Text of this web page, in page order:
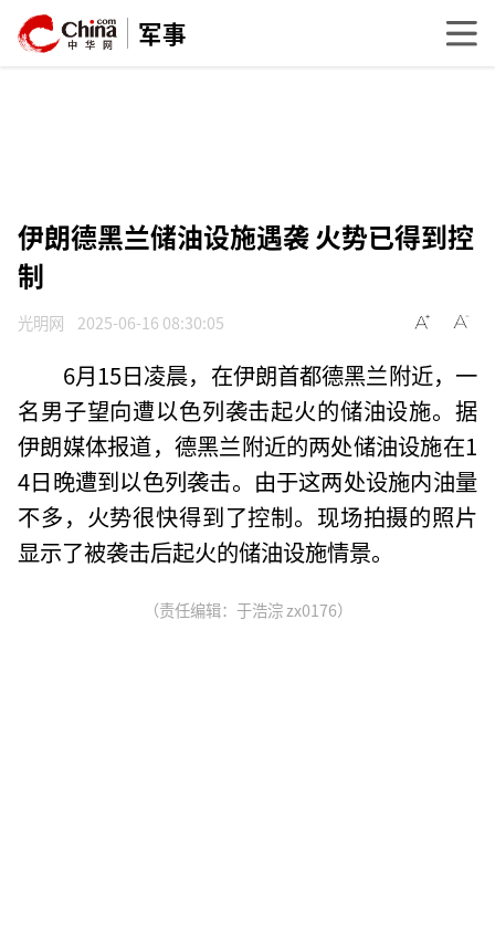
军事
伊朗德黑兰储油设施遇袭 火势已得到控
制
光明网 2025-06-16 08:30:05
6月15日凌晨，在伊朗首都德黑兰附近，一
名男子望向遭以色列袭击起火的储油设施。据
伊朗媒体报道，德黑兰附近的两处储油设施在1
4日晚遭到以色列袭击。由于这两处设施内油量
不多，火势很快得到了控制。现场拍摄的照片
显示了被袭击后起火的储油设施情景。
（责任编辑：于浩淙 zx0176）